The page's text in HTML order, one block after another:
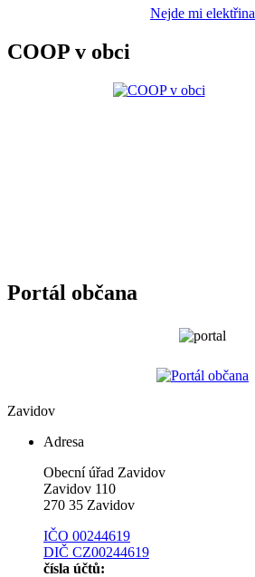
Nejde mi elektřina
COOP v obci
Portál občana
Zavidov
Adresa
Obecní úřad Zavidov
Zavidov 110
270 35 Zavidov
IČO 00244619
DIČ CZ00244619
čísla účtů: